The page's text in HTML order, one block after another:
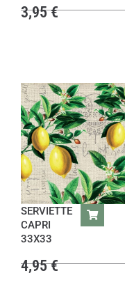
3,95€
SERVIETTE
CAPRI
33X33
4,95€